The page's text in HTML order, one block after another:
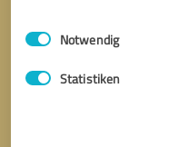
Impressum
Einwilligungsauswahl
Notwendig
Statistiken